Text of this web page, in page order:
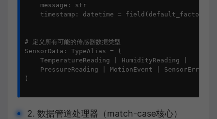
    message: str
timestamp: datetime =
# 定义所有可能的传感器数据类型
SensorData: TypeAlias = (
    TemperatureReading | HumidityReading |
    PressureReading | MotionEvent | SensorError
)
2. 数据管道处理器（match-case核心）